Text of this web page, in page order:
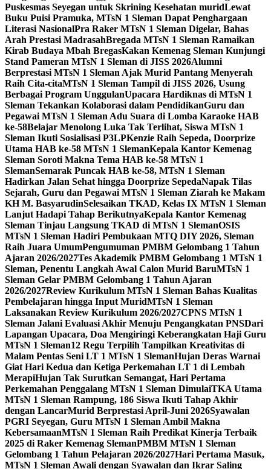
Puskesmas Seyegan untuk Skrining Kesehatan muridLewat
Buku Puisi Pramuka, MTsN 1 Sleman Dapat Penghargaan
Literasi NasionalPra Raker MTsN 1 Sleman Digelar, Bahas
Arah Prestasi MadrasahBregada MTsN 1 Sleman Ramaikan
Kirab Budaya Mbah BregasKakan Kemenag Sleman Kunjungi
Stand Pameran MTsN 1 Sleman di JISS 2026Alumni
Berprestasi MTsN 1 Sleman Ajak Murid Pantang Menyerah
Raih Cita-citaMTsN 1 Sleman Tampil di JISS 2026, Usung
Berbagai Program UnggulanUpacara Hardiknas di MTsN 1
Sleman Tekankan Kolaborasi dalam PendidikanGuru dan
Pegawai MTsN 1 Sleman Adu Suara di Lomba Karaoke HAB
ke-58Belajar Menolong Luka Tak Terlihat, Siswa MTsN 1
Sleman Ikuti Sosialisasi P3LPKenzie Raih Sepeda, Doorprize
Utama HAB ke-58 MTsN 1 SlemanKepala Kantor Kemenag
Sleman Soroti Makna Tema HAB ke-58 MTsN 1
SlemanSemarak Puncak HAB ke-58, MTsN 1 Sleman
Hadirkan Jalan Sehat hingga Doorprize SepedaNapak Tilas
Sejarah, Guru dan Pegawai MTsN 1 Sleman Ziarah ke Makam
KH M. BasyarudinSelesaikan TKAD, Kelas IX MTsN 1 Sleman
Lanjut Hadapi Tahap BerikutnyaKepala Kantor Kemenag
Sleman Tinjau Langsung TKAD di MTsN 1 SlemanOSIS
MTsN 1 Sleman Hadiri Pembukaan MTQ DIY 2026, Sleman
Raih Juara UmumPengumuman PMBM Gelombang 1 Tahun
Ajaran 2026/2027Tes Akademik PMBM Gelombang 1 MTsN 1
Sleman, Penentu Langkah Awal Calon Murid BaruMTsN 1
Sleman Gelar PMBM Gelombang 1 Tahun Ajaran
2026/2027Review Kurikulum MTsN 1 Sleman Bahas Kualitas
Pembelajaran hingga Input MuridMTsN 1 Sleman
Laksanakan Review Kurikulum 2026/2027CPNS MTsN 1
Sleman Jalani Evaluasi Akhir Menuju Pengangkatan PNSDari
Lapangan Upacara, Doa Mengiringi Keberangkatan Haji Guru
MTsN 1 Sleman12 Regu Terpilih Tampilkan Kreativitas di
Malam Pentas Seni LT 1 MTsN 1 SlemanHujan Deras Warnai
Giat Hari Kedua dan Ketiga Perkemahan LT 1 di Lembah
MerapiHujan Tak Surutkan Semangat, Hari Pertama
Perkemahan Penggalang MTsN 1 Sleman DimulaiTKA Utama
MTsN 1 Sleman Rampung, 186 Siswa Ikuti Tahap Akhir
dengan LancarMurid Berprestasi April-Juni 2026Syawalan
PGRI Seyegan, Guru MTsN 1 Sleman Ambil Makna
KebersamaanMTsN 1 Sleman Raih Predikat Kinerja Terbaik
2025 di Raker Kemenag SlemanPMBM MTsN 1 Sleman
Gelombang 1 Tahun Pelajaran 2026/2027Hari Pertama Masuk,
MTsN 1 Sleman Awali dengan Syawalan dan Ikrar Saling